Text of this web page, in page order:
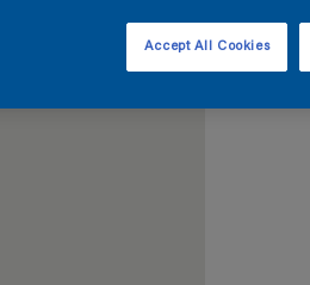
Accept All Cookies